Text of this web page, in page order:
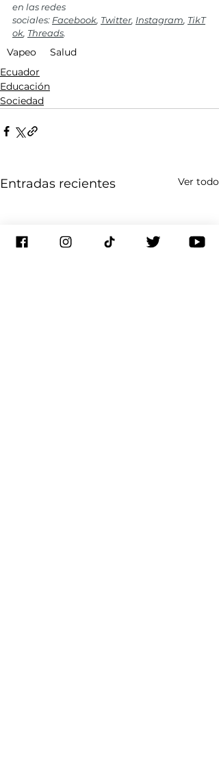
en las redes
sociales: Facebook, Twitter, Instagram, TikT
ok, Threads.
Vapeo
Salud
Ecuador
Educación
Sociedad
Entradas recientes Ver todo